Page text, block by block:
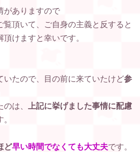
がありますので
頂いて、
ご自身の主義と反すると
頂けますと幸いです。
いたので、目の前に来ていたけど参
は、
上記に挙げました事情に配慮
ど早い時間でなくても大丈夫です。